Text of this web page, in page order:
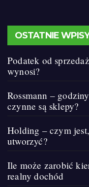
OSTATNIE
Podatek od
wynosi?
Rossmann –
czynne są sklepy?
Holding – czym
utworzyć?
Ile może zarobić
realny dochód